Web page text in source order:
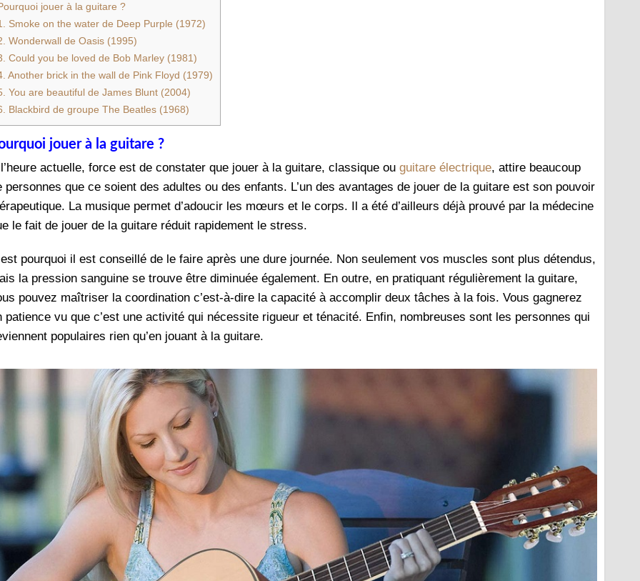
jouer à la guitare ?
Smoke on the water de Deep Purple (1972)
Wonderwall de Oasis (1995)
Could you be loved de Bob Marley (1981)
Another brick in the wall de Pink Floyd (1979)
You are beautiful de James Blunt (2004)
Blackbird de groupe The Beatles (1968)
jouer à la guitare ?
actuelle, force est de constater que jouer à la guitare, classique ouguitare électrique, attire beaucoup
personnes que ce soient des adultes ou des enfants. L’un des avantages de jouer de la guitare est son pouvoir
La musique permet d’adoucir les mœurs et le corps. Il a été d’ailleurs déjà prouvé par la médecine
le fait de jouer de la guitare réduit rapidement le stress.
pourquoi il est conseillé de le faire après une dure journée. Non seulement vos muscles sont plus détendus,
la pression sanguine se trouve être diminuée également. En outre, en pratiquant régulièrement la guitare,
pouvez maîtriser la coordination c’est-à-dire la capacité à accomplir deux tâches à la fois. Vous gagnerez
patience vu que c’est une activité qui nécessite rigueur et ténacité. Enfin, nombreuses sont les personnes qui
populaires rien qu’en jouant à la guitare.